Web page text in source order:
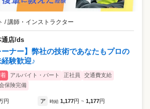
/ 講師・インストラクター
通店/ds
ーナー】弊社の技術であなたもプロの
験歓迎♪
アルバイト・パート 正社員
交通費支給
保険完備
円 ア 時給 1,177円 ~ 1,177円